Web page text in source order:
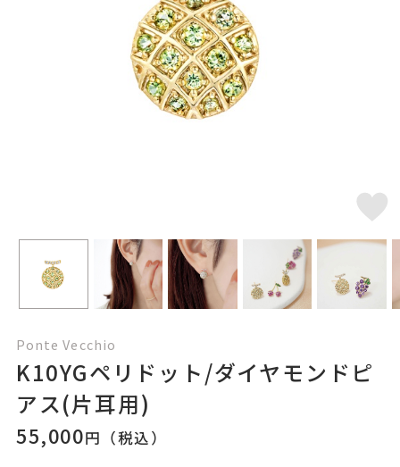
Ponte Vecchio
K10YGペリドット/ダイヤモンドピ
アス(片耳用)
55,000円（税込）